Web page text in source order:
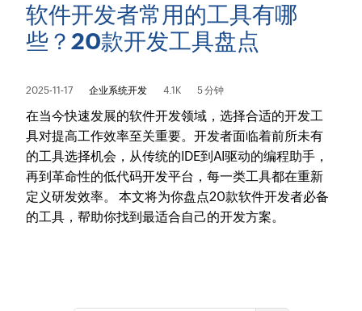
软件开发者常用的工具有哪
些？20款开发工具盘点
2025-11-17 企业系统开发 4.1K 5 分钟
在当今快速发展的软件开发领域，选择合适的开发工
具对提高工作效率至关重要。开发者面临着前所未有
的工具选择机会，从传统的IDE到AI驱动的编程助手，
再到革命性的低代码开发平台，每一类工具都在重新
定义研发效率。 本文将为你盘点20款软件开发者必备
的工具，帮助你找到最适合自己的开发方案。